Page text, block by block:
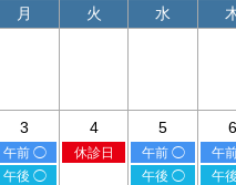
月 火 水
3
午前 ◯
午後 ◯
4
休診日
5
午前 ◯
午後 ◯
6
午
午